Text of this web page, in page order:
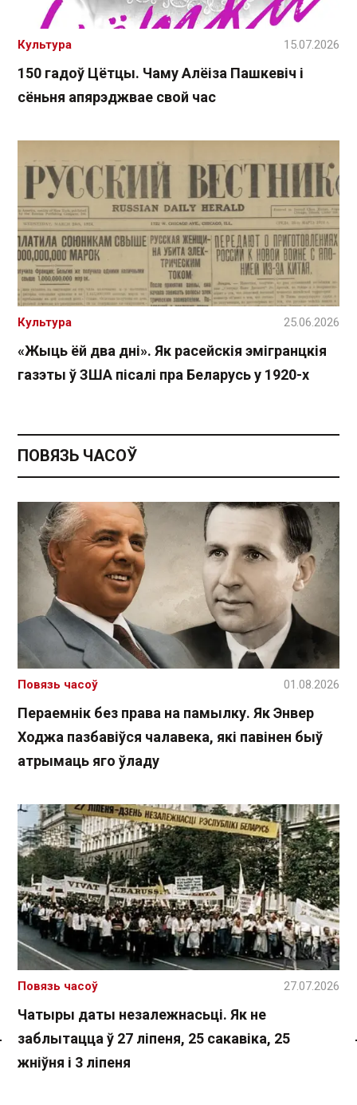
Спасылка без VPN
150 гадоў Цётцы. Чаму Алёіза Пашкевіч і
сёньня апярэджвае свой час
Культура 15.07.2026
«Жыць ёй два дні». Як расейскія эмігранцкія
газэты ў ЗША пісалі пра Беларусь у 1920-х
Культура 25.06.2026
ПОВЯЗЬ ЧАСОЎ
Пераемнік без права на памылку. Як Энвер
Ходжа пазбавіўся чалавека, які павінен быў
атрымаць яго ўладу
Повязь часоў 01.08.2026
Чатыры даты незалежнасьці. Як не
заблытацца ў 27 ліпеня, 25 сакавіка, 25
жніўня і 3 ліпеня
Повязь часоў 27.07.2026